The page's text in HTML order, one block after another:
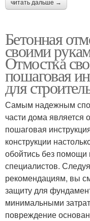
читать дальше →
Бетонная
своими
Отмостка
пошаговая
для
Самым надежным
части дома является
пошаговая
конструкции
обойтись без
специалистов.
рекомендациям, вы
защиту для
минимальными
повреждение